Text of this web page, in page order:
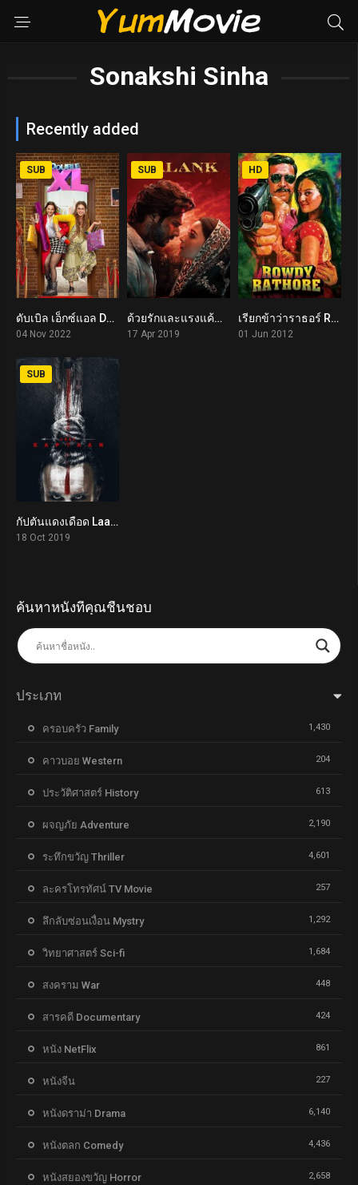
Sonakshi Sinha
Recently added
5.3
SUB
ดับเบิล เอ็กซ์แอล Double XL (2022)
04 Nov 2022
0
SUB
ด้วยรักและแรงแค้น Kalank (2019)
17 Apr 2019
5.7
HD
เรียกข้าว่าราธอร์ Rowdy Rathore (2012)
01 Jun 2012
7.3
SUB
กัปตันแดงเดือด Laal Kaptaan (2019)
18 Oct 2019
ค้นหาหนังที่คุณชื่นชอบ
ประเภท
ครอบครัว Family 1,430
คาวบอย Western 204
ประวัติศาสตร์ History 613
ผจญภัย Adventure 2,190
ระทึกขวัญ Thriller 4,601
ละครโทรทัศน์ TV Movie 257
ลึกลับซ่อนเงื่อน Mystry 1,292
วิทยาศาสตร์ Sci-fi 1,684
สงคราม War 448
สารคดี Documentary 424
หนัง NetFlix 861
หนังจีน 227
หนังดราม่า Drama 6,140
หนังตลก Comedy 4,436
หนังสยองขวัญ Horror 2,658